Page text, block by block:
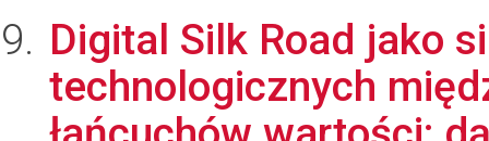
Digital Silk Road jako
technologicznych